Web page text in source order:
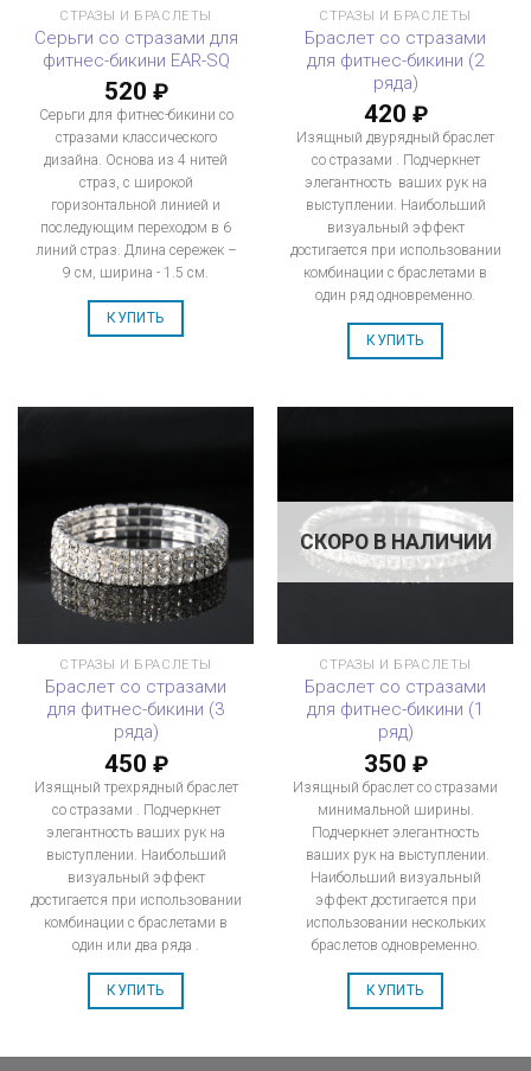
СТРАЗЫ И БРАСЛЕТЫ
Серьги со стразами для
фитнес-бикини EAR-SQ
520 ₽
Серьги для фитнес-бикини со
стразами классического
дизайна. Основа из 4 нитей
страз, с широкой
горизонтальной линией и
последующим переходом в 6
линий страз. Длина сережек –
9 см, ширина - 1.5 см.
КУПИТЬ
СТРАЗЫ И БРАСЛЕТЫ
Браслет со стразами
для фитнес-бикини (2
ряда)
420 ₽
Изящный двурядный браслет
со стразами . Подчеркнет
элегантность ваших рук на
выступлении. Наибольший
визуальный эффект
достигается при использовании
комбинации с браслетами в
один ряд одновременно.
КУПИТЬ
СТРАЗЫ И БРАСЛЕТЫ
Браслет со стразами
для фитнес-бикини (3
ряда)
450 ₽
Изящный трехрядный браслет
со стразами . Подчеркнет
элегантность ваших рук на
выступлении. Наибольший
визуальный эффект
достигается при использовании
комбинации с браслетами в
один или два ряда .
КУПИТЬ
СКОРО В НАЛИЧИИ
СТРАЗЫ И БРАСЛЕТЫ
Браслет со стразами
для фитнес-бикини (1
ряд)
350 ₽
Изящный браслет со стразами
минимальной ширины.
Подчеркнет элегантность
ваших рук на выступлении.
Наибольший визуальный
эффект достигается при
использовании нескольких
браслетов одновременно.
КУПИТЬ